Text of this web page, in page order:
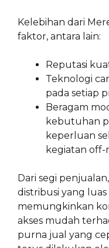
Kelebihan dari
faktor, antara lain:
Reputasi
Teknologi
pada setiap
Beragam
kebutuhan
keperluan
kegiatan off-
Dari segi
distribusi yang
memungkinkan
akses mudah
purna jual yang